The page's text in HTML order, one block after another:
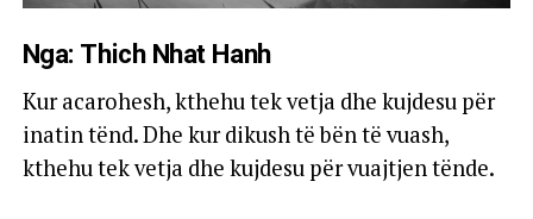
Nga: Thich Nhat Hanh
Kur acarohesh, kthehu tek vetja dhe kujdesu për
inatin tënd. Dhe kur dikush të bën të vuash,
kthehu tek vetja dhe kujdesu për vuajtjen tënde.